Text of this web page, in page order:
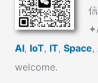
AI, IoT, IT, Space,
welcome.